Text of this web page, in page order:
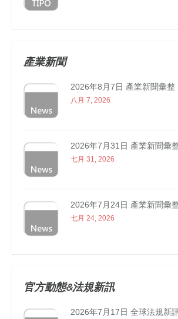
產業新聞
2026年8月7日 產業新聞彙整
八月 7, 2026
2026年7月31日 產業新聞彙
七月 31, 2026
2026年7月24日 產業新聞彙
七月 24, 2026
官方動態&法規新訊
2026年7月17日 全球法規新